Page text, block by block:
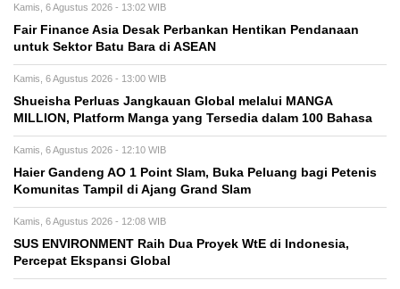
Kamis, 6 Agustus 2026 - 13:02 WIB
Fair Finance Asia Desak Perbankan Hentikan Pendanaan
untuk Sektor Batu Bara di ASEAN
Kamis, 6 Agustus 2026 - 13:00 WIB
Shueisha Perluas Jangkauan Global melalui MANGA
MILLION, Platform Manga yang Tersedia dalam 100 Bahasa
Kamis, 6 Agustus 2026 - 12:10 WIB
Haier Gandeng AO 1 Point Slam, Buka Peluang bagi Petenis
Komunitas Tampil di Ajang Grand Slam
Kamis, 6 Agustus 2026 - 12:08 WIB
SUS ENVIRONMENT Raih Dua Proyek WtE di Indonesia,
Percepat Ekspansi Global